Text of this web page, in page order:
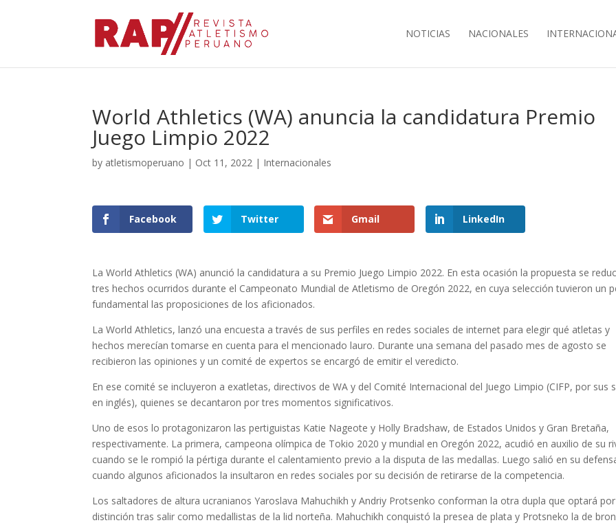
NOTICIAS NACIONALES
World Athletics (WA) anuncia la candidatura Premio
Juego Limpio 2022
by atletismoperuano | Oct 11, 2022 | Internacionales
Facebook Twitter Gmail LinkedIn
La World Athletics (WA) anunció la candidatura a su Premio Juego Limpio 2022. En esta ocasión la propuesta se
tres hechos ocurridos durante el Campeonato Mundial de Atletismo de Oregón 2022, en cuya selección tuvieron un
fundamental las proposiciones de los aficionados.
La World Athletics, lanzó una encuesta a través de sus perfiles en redes sociales de internet para elegir qué atletas y
hechos merecían tomarse en cuenta para el mencionado lauro. Durante una semana del pasado mes de agosto se
recibieron las opiniones y un comité de expertos se encargó de emitir el veredicto.
En ese comité se incluyeron a exatletas, directivos de WA y del Comité Internacional del Juego Limpio (CIFP, por sus
en inglés), quienes se decantaron por tres momentos significativos.
Uno de esos lo protagonizaron las pertiguistas Katie Nageote y Holly Bradshaw, de Estados Unidos y Gran Bretaña,
respectivamente. La primera, campeona olímpica de Tokio 2020 y mundial en Oregón 2022, acudió en auxilio de su
cuando se le rompió la pértiga durante el calentamiento previo a la disputa de las medallas. Luego salió en su
cuando algunos aficionados la insultaron en redes sociales por su decisión de retirarse de la competencia.
Los saltadores de altura ucranianos Yaroslava Mahuchikh y Andriy Protsenko conforman la otra dupla que optará
distinción tras salir como medallistas de la lid norteña. Mahuchikh conquistó la presea de plata y Protsneko la de